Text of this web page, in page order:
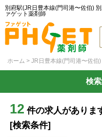
別府駅(JR日豊本線(門司港〜佐伯)
ァゲット薬剤師
ホーム JR日豊本線(門司港〜佐伯)
検
12 件の求人がありま
[検索条件]